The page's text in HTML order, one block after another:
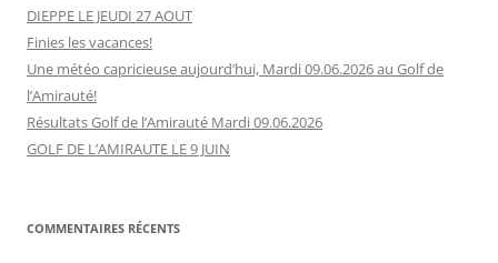
DIEPPE LE JEUDI 27 AOUT
Finies les vacances!
Une météo capricieuse aujourd’hui, Mardi 09.06.2026 au Golf de
l’Amirauté!
Résultats Golf de l’Amirauté Mardi 09.06.2026
GOLF DE L’AMIRAUTE LE 9 JUIN
COMMENTAIRES RÉCENTS